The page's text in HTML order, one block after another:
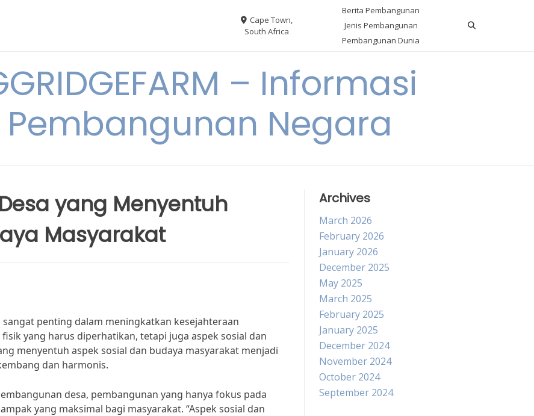
Cape Town,
South Africa
Berita Pembangunan
Jenis Pembangunan
Pembangunan Dunia
– Informasi
Negara
yang Menyentuh
Masyarakat
penting dalam meningkatkan kesejahteraan
yang harus diperhatikan, tetapi juga aspek sosial dan
menyentuh aspek sosial dan budaya masyarakat menjadi
dan harmonis.
desa, pembangunan yang hanya fokus pada
yang maksimal bagi masyarakat. “Aspek sosial dan
Archives
March 2026
February 2026
January 2026
December 2025
May 2025
March 2025
February 2025
January 2025
December 2024
November 2024
October 2024
September 2024